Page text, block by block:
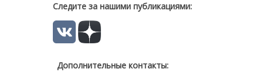
Следите за нашими публикациями:
Дополнительные контакты: